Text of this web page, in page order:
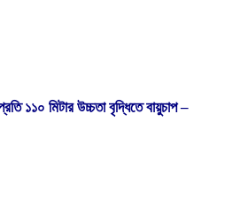
১১০ মিটার উচ্চতা বৃদ্ধিতে বায়ুচাপ –